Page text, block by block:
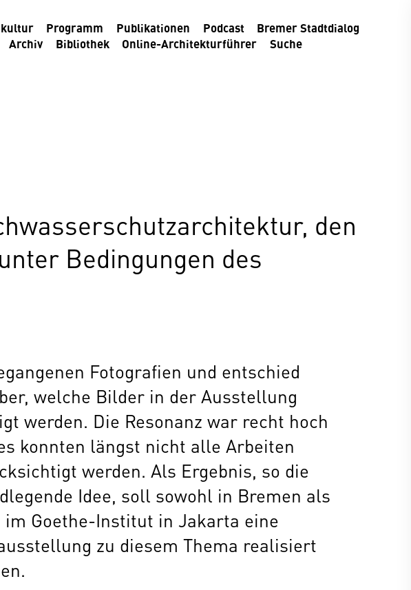
Programm Publikationen Podcast
Bremer Stadtdialog
Archiv Bibliothek Online-Architekturführer Suche
den
Bedingungen des
Fotografien und entschied
welche Bilder in der Ausstellung
werden. Die Resonanz war recht hoch
konnten längst nicht alle Arbeiten
werden. Als Ergebnis, so die
Idee, soll sowohl in Bremen als
im Goethe-Institut in Jakarta eine
zu diesem Thema realisiert